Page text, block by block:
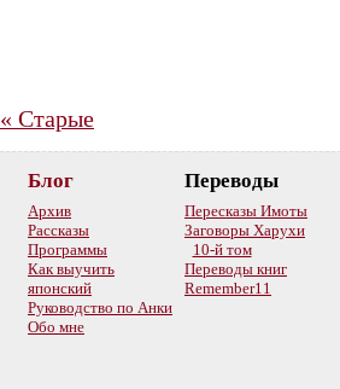
« Старые
Блог
Архив
Рассказы
Программы
Как выучить
японский
Руководство по Анки
Обо мне
Переводы
Пересказы Имоты
Заговоры Харухи
10-й том
Переводы книг
Remember11